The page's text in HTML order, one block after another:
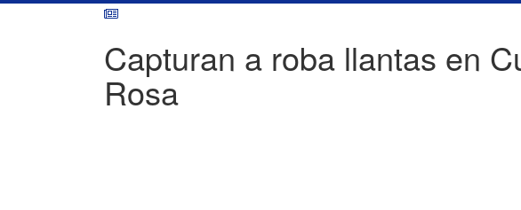
Capturan a roba llantas en
Rosa